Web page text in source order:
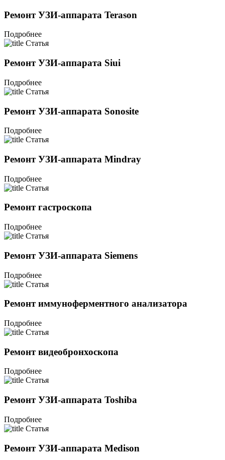
Ремонт УЗИ-аппарата Terason
Подробнее
Статья
Ремонт УЗИ-аппарата Siui
Подробнее
Статья
Ремонт УЗИ-аппарата Sonosite
Подробнее
Статья
Ремонт УЗИ-аппарата Mindray
Подробнее
Статья
Ремонт гастроскопа
Подробнее
Статья
Ремонт УЗИ-аппарата Siemens
Подробнее
Статья
Ремонт иммуноферментного анализатора
Подробнее
Статья
Ремонт видеобронхоскопа
Подробнее
Статья
Ремонт УЗИ-аппарата Toshiba
Подробнее
Статья
Ремонт УЗИ-аппарата Medison